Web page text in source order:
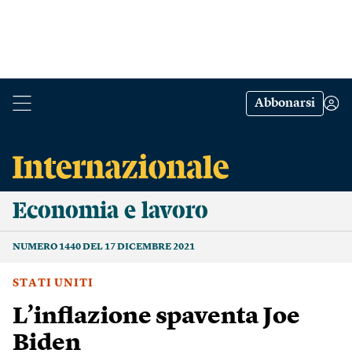
Abbonarsi
Economia e lavoro
NUMERO 1440 DEL 17 DICEMBRE 2021
STATI UNITI
L’inflazione spaventa Joe
Biden